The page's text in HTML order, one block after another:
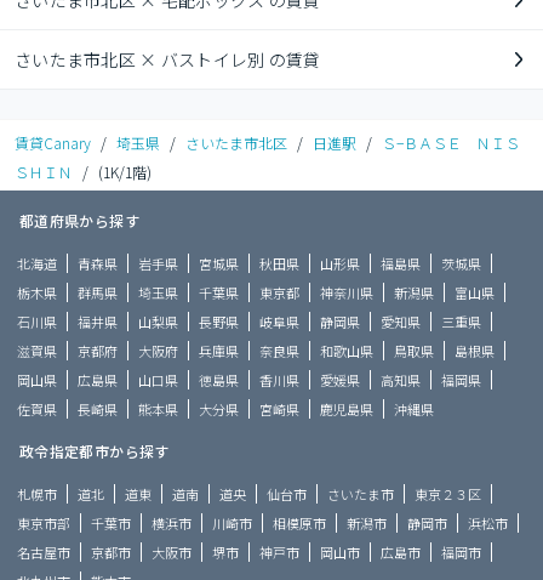
さいたま市北区 × バストイレ別 の賃貸
賃貸Canary / 埼玉県 / さいたま市北区 / 日進駅 / Ｓ−ＢＡＳＥ ＮＩＳ
ＳＨＩＮ
/ (1K/1階)
都道府県から探す
北海道 青森県 岩手県 宮城県 秋田県 山形県 福島県
茨城県
栃木県
群馬県 埼玉県 千葉県 東京都 神奈川県 新潟県
富山県
石川県
福井県 山梨県 長野県 岐阜県 静岡県 愛知県
三重県
滋賀県
京都府 大阪府 兵庫県 奈良県 和歌山県 鳥取県
島根県
岡山県
広島県 山口県 徳島県 香川県 愛媛県 高知県
福岡県
佐賀県
長崎県 熊本県 大分県 宮崎県 鹿児島県 沖縄県
政令指定都市から探す
札幌市 道北 道東 道南 道央 仙台市 さいたま市
東京２３区
東京市部
千葉市 横浜市 川崎市 相模原市 新潟市 静岡市
浜松市
名古屋市
京都市 大阪市 堺市 神戸市 岡山市 広島市
福岡市